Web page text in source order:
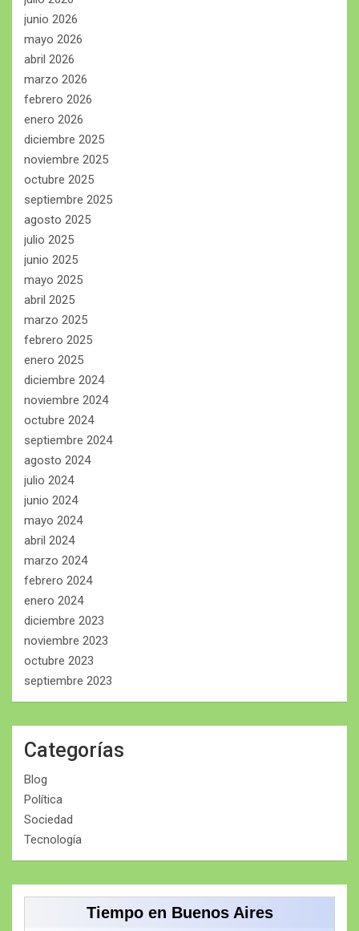
junio 2026
mayo 2026
abril 2026
marzo 2026
febrero 2026
enero 2026
diciembre 2025
noviembre 2025
octubre 2025
septiembre 2025
agosto 2025
julio 2025
junio 2025
mayo 2025
abril 2025
marzo 2025
febrero 2025
enero 2025
diciembre 2024
noviembre 2024
octubre 2024
septiembre 2024
agosto 2024
julio 2024
junio 2024
mayo 2024
abril 2024
marzo 2024
febrero 2024
enero 2024
diciembre 2023
noviembre 2023
octubre 2023
septiembre 2023
Categorías
Blog
Política
Sociedad
Tecnología
Tiempo en Buenos Aires